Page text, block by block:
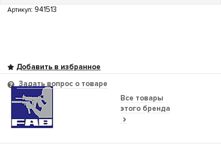
Артикул: 941513
Все товары
этого бренда
Задать вопрос о товаре